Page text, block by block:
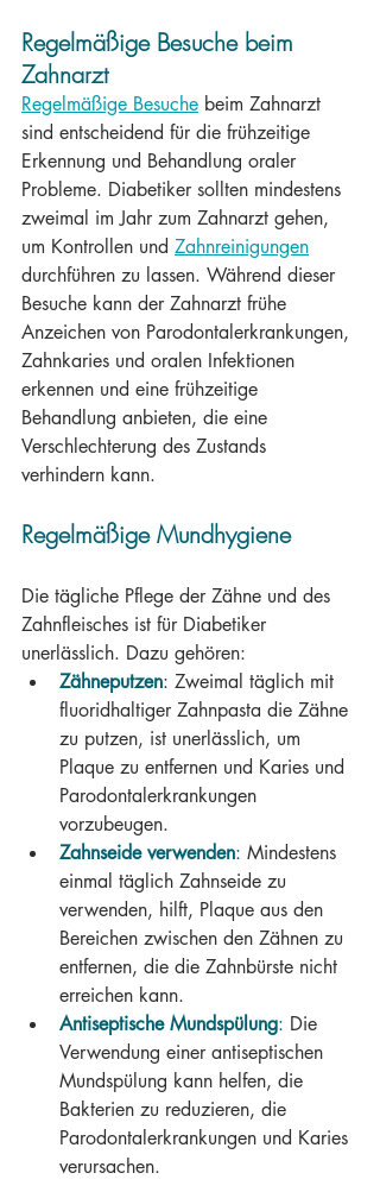
Regelmäßige Besuche beim
Zahnarzt
Regelmäßige Besuche beim Zahnarzt
sind entscheidend für die frühzeitige
Erkennung und Behandlung oraler
Probleme. Diabetiker sollten mindestens
zweimal im Jahr zum Zahnarzt gehen,
um Kontrollen und Zahnreinigungen
durchführen zu lassen. Während dieser
Besuche kann der Zahnarzt frühe
Anzeichen von Parodontalerkrankungen,
Zahnkaries und oralen Infektionen
erkennen und eine frühzeitige
Behandlung anbieten, die eine
Verschlechterung des Zustands
verhindern kann.
Regelmäßige Mundhygiene
Die tägliche Pflege der Zähne und des
Zahnfleisches ist für Diabetiker
unerlässlich. Dazu gehören:
Zähneputzen: Zweimal täglich mit
fluoridhaltiger Zahnpasta die Zähne
zu putzen, ist unerlässlich, um
Plaque zu entfernen und Karies und
Parodontalerkrankungen
vorzubeugen.
Zahnseide verwenden: Mindestens
einmal täglich Zahnseide zu
verwenden, hilft, Plaque aus den
Bereichen zwischen den Zähnen zu
entfernen, die die Zahnbürste nicht
erreichen kann.
Antiseptische Mundspülung: Die
Verwendung einer antiseptischen
Mundspülung kann helfen, die
Bakterien zu reduzieren, die
Parodontalerkrankungen und Karies
verursachen.